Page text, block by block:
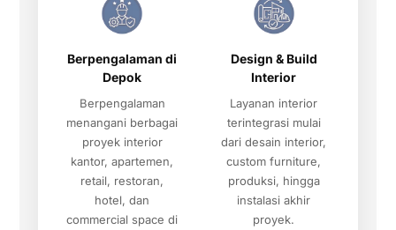
Berpengalaman di
Depok
Berpengalaman
menangani berbagai
proyek interior
kantor, apartemen,
retail, restoran,
hotel, dan
commercial space di
Design & Build
Interior
Layanan interior
terintegrasi mulai
dari desain interior,
custom furniture,
produksi, hingga
instalasi akhir
proyek.